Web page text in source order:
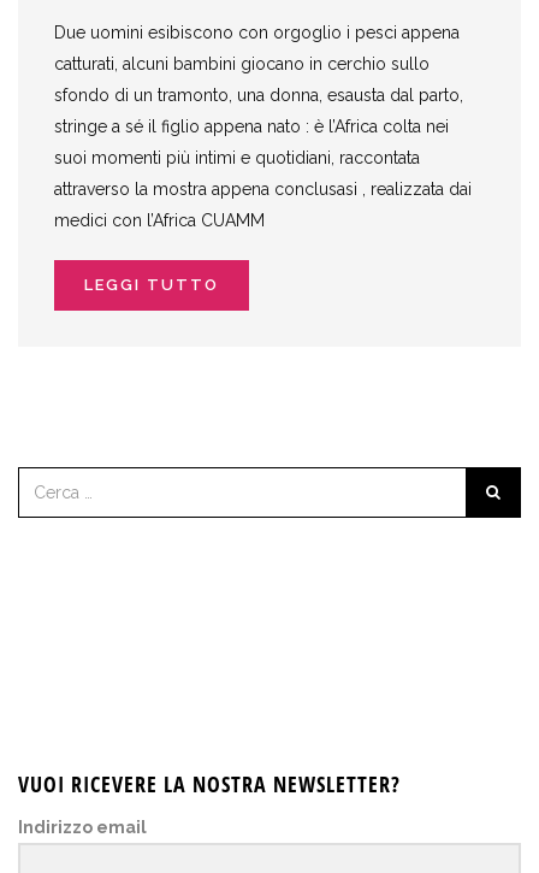
Due uomini esibiscono con orgoglio i pesci appena
catturati, alcuni bambini giocano in cerchio sullo
sfondo di un tramonto, una donna, esausta dal parto,
stringe a sé il figlio appena nato : è l’Africa colta nei
suoi momenti più intimi e quotidiani, raccontata
attraverso la mostra appena conclusasi , realizzata dai
medici con l’Africa CUAMM
LEGGI TUTTO
VUOI RICEVERE LA NOSTRA NEWSLETTER?
Indirizzo email